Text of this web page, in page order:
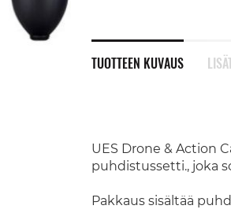
TUOTTEEN KUVAUS
UES Drone & Action
puhdistussetti., joka
Pakkaus sisältää